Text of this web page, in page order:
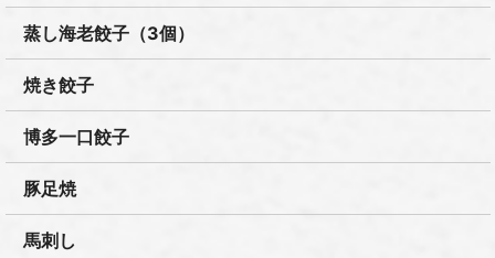
蒸し海老餃子（3個）
焼き餃子
博多一口餃子
豚足焼
馬刺し